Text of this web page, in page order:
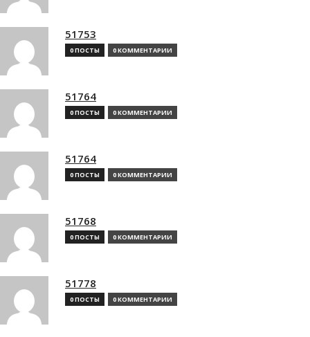
51753
0 ПОСТЫ 0 КОММЕНТАРИИ
51764
0 ПОСТЫ 0 КОММЕНТАРИИ
51764
0 ПОСТЫ 0 КОММЕНТАРИИ
51768
0 ПОСТЫ 0 КОММЕНТАРИИ
51778
0 ПОСТЫ 0 КОММЕНТАРИИ